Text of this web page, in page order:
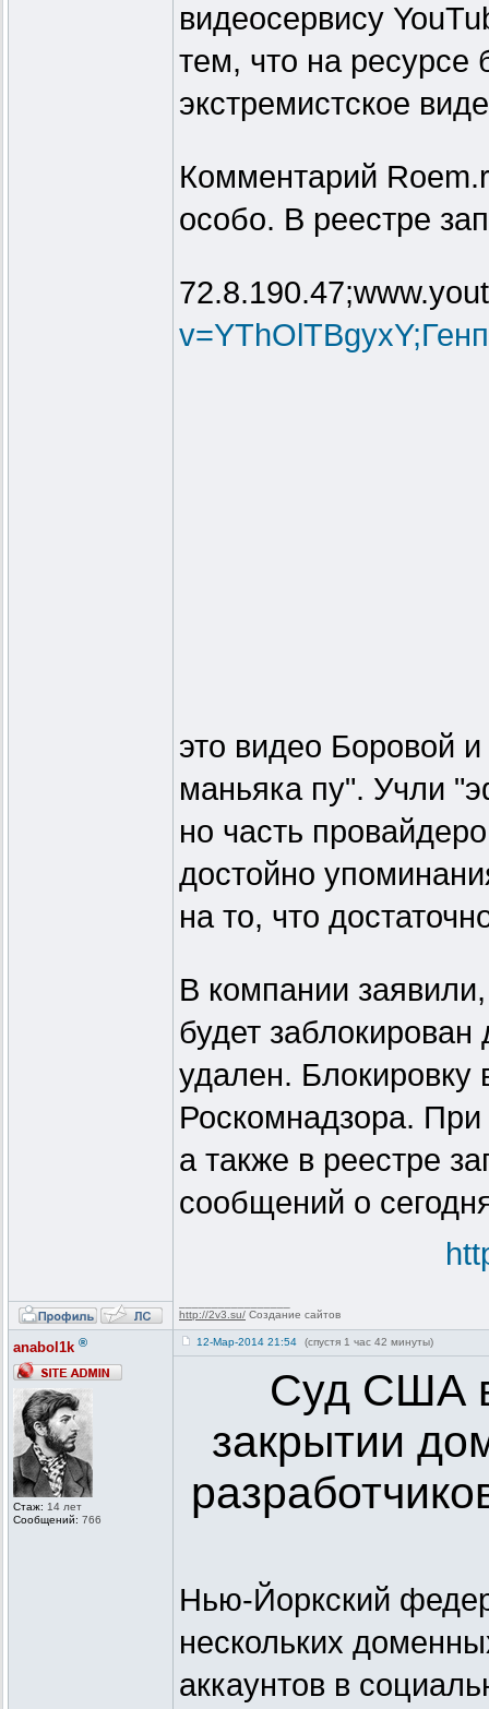
видеосервису
тем, что на
экстремистское
Комментарий
особо. В реестре
это видео Боровой
маньяка пу". Учли
но часть
достойно
на то, что
В компании
будет
удален. Блокировку
Роскомнадзора.
а также в реестре
сообщений о
http://2v3.su/ Создание сайтов
anabol1k ®
Стаж: 14 лет
Сообщений: 766
12-Мар-2014 21:54 (спустя 1 час 42 минуты)
Суд США
закрытии
Нью-Йоркский
нескольких
аккаунтов в